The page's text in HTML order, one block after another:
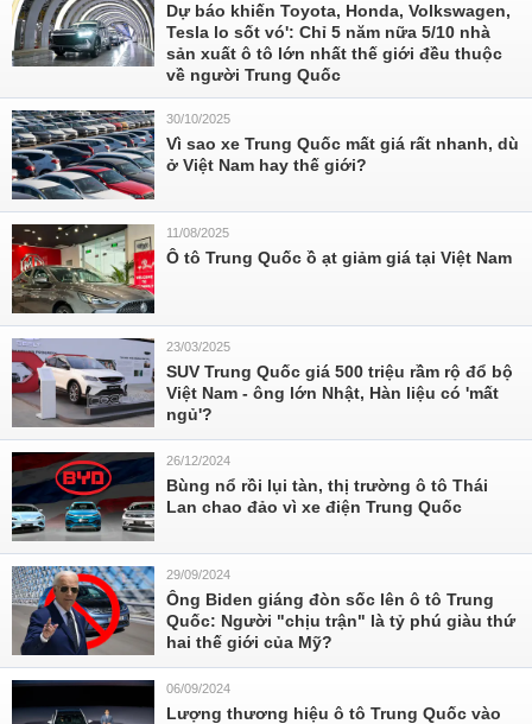
Dự báo khiến Toyota, Honda, Volkswagen,
Tesla lo sốt vó': Chỉ 5 năm nữa 5/10 nhà
sản xuất ô tô lớn nhất thế giới đều thuộc
về người Trung Quốc
30/10/2025
Vì sao xe Trung Quốc mất giá rất nhanh, dù
ở Việt Nam hay thế giới?
11/08/2025
Ô tô Trung Quốc ồ ạt giảm giá tại Việt Nam
23/03/2025
SUV Trung Quốc giá 500 triệu rầm rộ đổ bộ
Việt Nam - ông lớn Nhật, Hàn liệu có 'mất
ngủ'?
26/12/2024
Bùng nổ rồi lụi tàn, thị trường ô tô Thái
Lan chao đảo vì xe điện Trung Quốc
29/09/2024
Ông Biden giáng đòn sốc lên ô tô Trung
Quốc: Người "chịu trận" là tỷ phú giàu thứ
hai thế giới của Mỹ?
06/09/2024
Lượng thương hiệu ô tô Trung Quốc vào